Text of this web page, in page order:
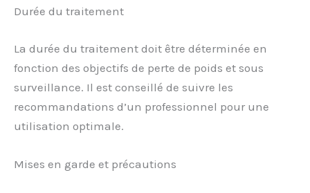
Durée du traitement
La durée du traitement doit être déterminée en
fonction des objectifs de perte de poids et sous
surveillance. Il est conseillé de suivre les
recommandations d’un professionnel pour une
utilisation optimale.
Mises en garde et précautions